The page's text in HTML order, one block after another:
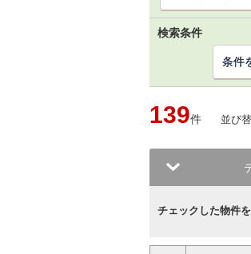
検索条件
条件
139件 並び
チェックした物件